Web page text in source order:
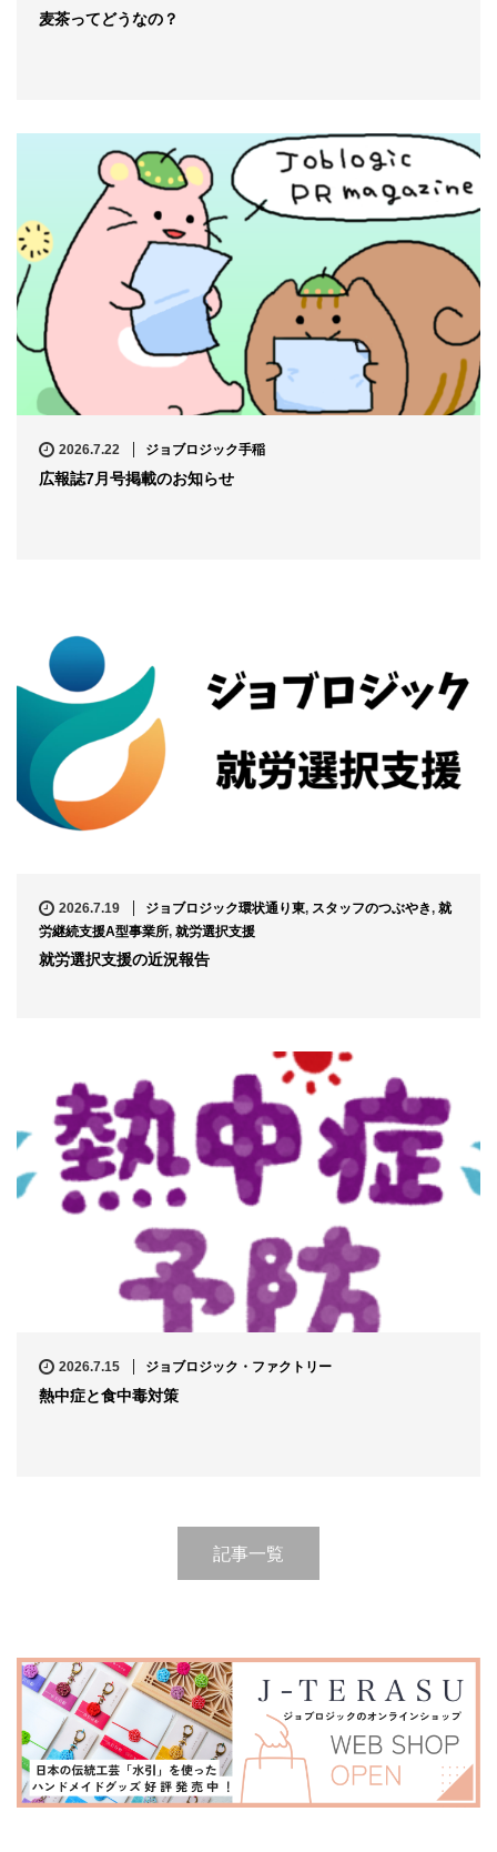
麦茶ってどうなの？
2026.7.22 ジョブロジック手稲
広報誌7月号掲載のお知らせ
2026.7.19 ジョブロジック環状通り東, スタッフのつぶやき, 就
労継続支援A型事業所, 就労選択支援
就労選択支援の近況報告
2026.7.15 ジョブロジック・ファクトリー
熱中症と食中毒対策
記事一覧